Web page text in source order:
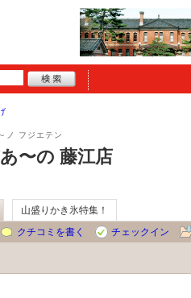
ノ フジエテン
〜の 藤江店
山盛りかき氷特集！
クチコミを書く
チェックイン